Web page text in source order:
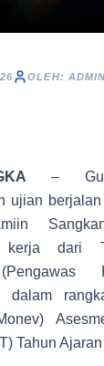
OLEH:
–
ujian
kerja dari
dalam
Tahun